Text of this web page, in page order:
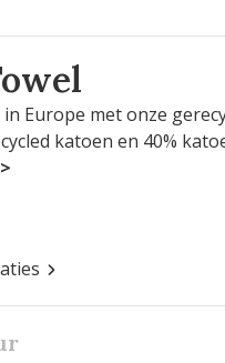
Europe met onze
katoen en 40%